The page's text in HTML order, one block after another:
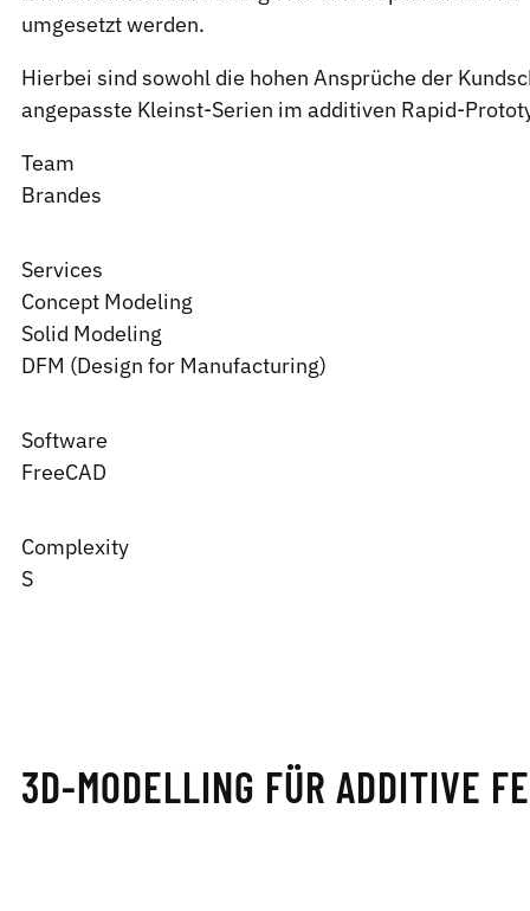
umgesetzt werden.
Hierbei sind sowohl die hohen Ansprüche der
angepasste Kleinst-Serien im additiven Rapid-
Team
Brandes
Services
Concept Modeling
Solid Modeling
DFM (Design for Manufacturing)
Software
FreeCAD
Complexity
S
3D-MODELLING FÜR ADDITIVE